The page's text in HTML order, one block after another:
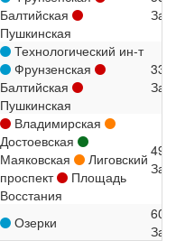
Балтийская
Пушкинская
Технологический ин-т
Фрунзенская
Балтийская
Пушкинская
Владимирская
Достоевская
Маяковская
Лиговский
проспект
Площадь
Восстания
Озерки